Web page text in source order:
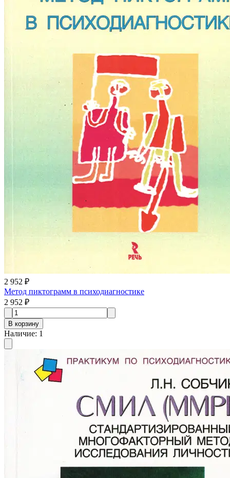
2 952 ₽
Метод пиктограмм в психодиагностике
2 952 ₽
В корзину
Наличие: 1